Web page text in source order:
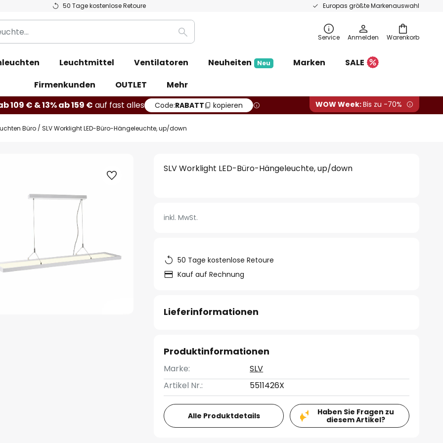
50 Tage kostenlose Retoure Europas größte Markenauswahl
Warenkorb
Suche Service Anmelden
Leuchtmittel Ventilatoren Neuheiten Neu Marken
SALE
Firmenkunden
OUTLET
Mehr
109 € & 13% ab 159 € auf fast alles Code:RABATT kopieren WOW Week:Bis zu -70%
Büro SLV Worklight LED-Büro-Hängeleuchte, up/down
SLV Worklight LED-Büro-Hängeleuchte, up/down
inkl. MwSt.
50 Tage kostenlose Retoure
Kauf auf Rechnung
Lieferinformationen
Produktinformationen
Marke:
SLV
Artikel Nr.:
5511426X
Alle Produktdetails
Haben Sie Fragen zu
diesem Artikel?